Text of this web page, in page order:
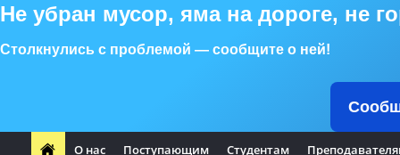
Не убран мусор, яма на дороге, не
Столкнулись с проблемой — сообщите о ней!
О нас Поступающим Студентам